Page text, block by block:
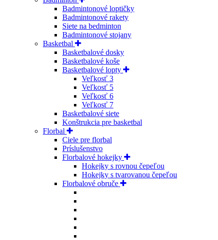
Badmintonové loptičky
Badmintonové rakety
Siete na bedminton
Badmintonové stojany
Basketbal
Basketbalové dosky
Basketbalové koše
Basketbalové lopty
Veľkosť 3
Veľkosť 5
Veľkosť 6
Veľkosť 7
Basketbalové siete
Konštrukcia pre basketbal
Florbal
Ciele pre florbal
Príslušenstvo
Florbalové hokejky
Hokejky s rovnou čepeľou
Hokejky s tvarovanou čepeľou
Florbalové obruče